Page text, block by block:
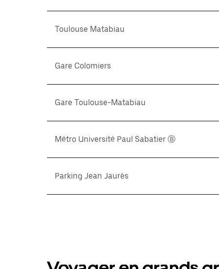
Toulouse Matabiau
Gare Colomiers
Gare Toulouse-Matabiau
Métro Université Paul Sabatier Ⓑ
Parking Jean Jaurès